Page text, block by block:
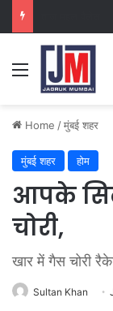
Home /मुंबई शहर
मुंबई शहर होम
आपके
चोरी,
खार में गैस चोरी
Sultan Khan